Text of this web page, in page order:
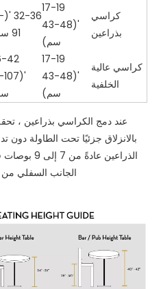
كراسي
بذراعين
17-19
'(43-48
سم)
91 سم)
كراسي عالية
الخلفية
17-19
'(43-48
سم)
42
107
عند دمج الكراسي بذراعين ،
بالانزلاق جزئيًا تحت الطاولة
الذراعين
الجانب السفلي من الجدول